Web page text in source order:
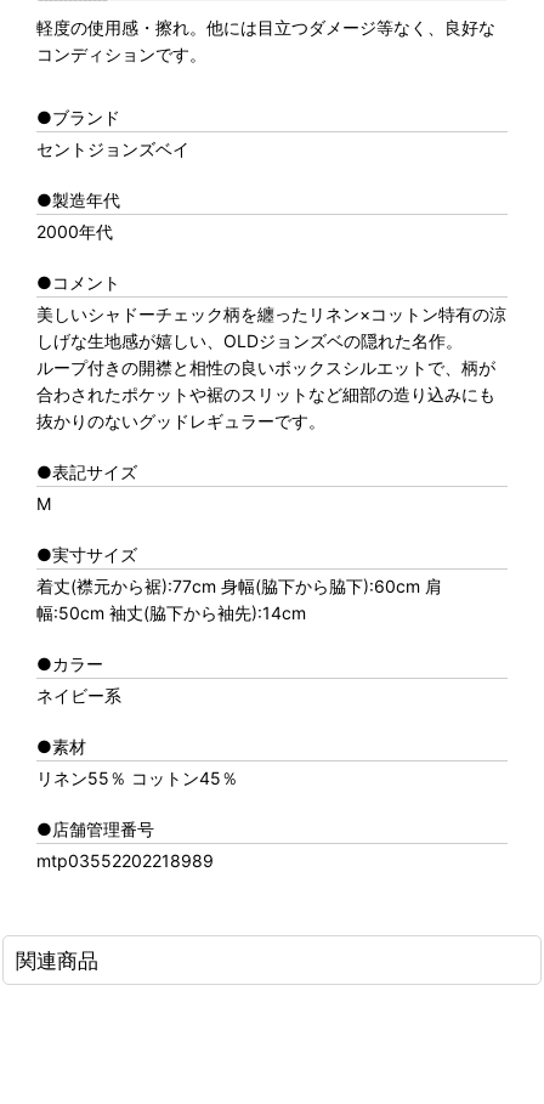
軽度の使用感・擦れ。他には目立つダメージ等なく、良好な
コンディションです。
●ブランド
セントジョンズベイ
●製造年代
2000年代
●コメント
美しいシャドーチェック柄を纏ったリネン×コットン特有の涼
しげな生地感が嬉しい、OLDジョンズベの隠れた名作。
ループ付きの開襟と相性の良いボックスシルエットで、柄が
合わされたポケットや裾のスリットなど細部の造り込みにも
抜かりのないグッドレギュラーです。
●表記サイズ
M
●実寸サイズ
着丈(襟元から裾):77cm 身幅(脇下から脇下):60cm 肩
幅:50cm 袖丈(脇下から袖先):14cm
●カラー
ネイビー系
●素材
リネン55％ コットン45％
●店舗管理番号
mtp03552202218989
関連商品